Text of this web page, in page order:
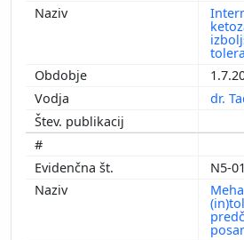
dr.
N5-